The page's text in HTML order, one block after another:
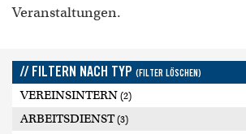
Veranstaltungen.
// FILTERN NACH TYP (FILTER LÖSCHEN)
VEREINSINTERN (2)
ARBEITSDIENST(3)